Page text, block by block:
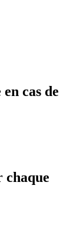
cas de
chaque